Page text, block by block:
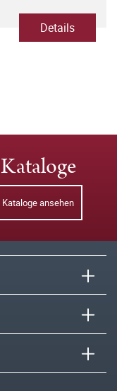
Details
Kataloge
Kataloge ansehen